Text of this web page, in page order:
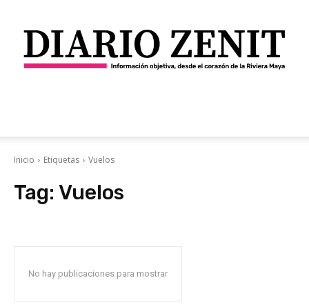
Inicio Etiquetas Vuelos
Tag: Vuelos
No hay publicaciones para mostrar